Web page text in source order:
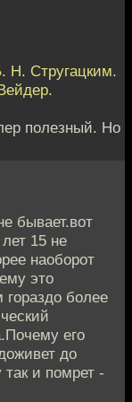
Н. Стругацким.
полезный. Но
бывает.вот
15 не
наоборот
это
гораздо более
его
до
так и помрет -